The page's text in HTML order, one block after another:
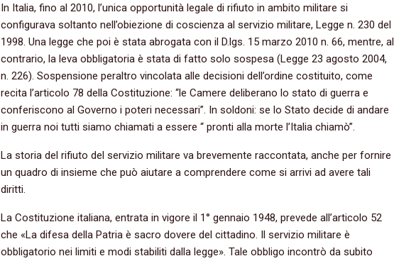
In Italia, fino al 2010, l’unica opportunità legale di rifiuto in ambito militare si
configurava soltanto nell’obiezione di coscienza al servizio militare, Legge n. 230 del
1998. Una legge che poi è stata abrogata con il D.lgs. 15 marzo 2010 n. 66, mentre, al
contrario, la leva obbligatoria è stata di fatto solo sospesa (Legge 23 agosto 2004,
n. 226). Sospensione peraltro vincolata alle decisioni dell’ordine costituito, come
recita l’articolo 78 della Costituzione: “le Camere deliberano lo stato di guerra e
conferiscono al Governo i poteri necessari”. In soldoni: se lo Stato decide di andare
in guerra noi tutti siamo chiamati a essere “ pronti alla morte l’Italia chiamò”.
La storia del rifiuto del servizio militare va brevemente raccontata, anche per fornire
un quadro di insieme che può aiutare a comprendere come si arrivi ad avere tali
diritti.
La Costituzione italiana, entrata in vigore il 1° gennaio 1948, prevede all’articolo 52
che «La difesa della Patria è sacro dovere del cittadino. Il servizio militare è
obbligatorio nei limiti e modi stabiliti dalla legge». Tale obbligo incontrò da subito